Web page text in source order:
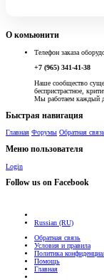
О комьюнити
Телефон заказа
+7 (965) 341-41-38
Наше сообщество
беспристрастное,
Мы работаем каждый
Быстрая навигация
Главная Форумы Обратная
Меню пользователя
Login
Follow us on Facebook
Russian (RU)
Обратная связь
Условия и правила
Политика
Помощь
Главная